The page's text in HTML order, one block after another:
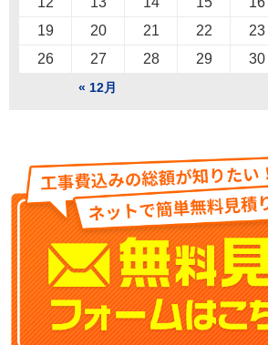
« 12月
19
20 21 22 23
26
27 28 29 30